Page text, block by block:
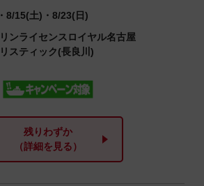
8/15(土)・8/23(日)
ンライセンスロイヤル名古屋
スティック(長良川)
残りわずか
（詳細を見る）